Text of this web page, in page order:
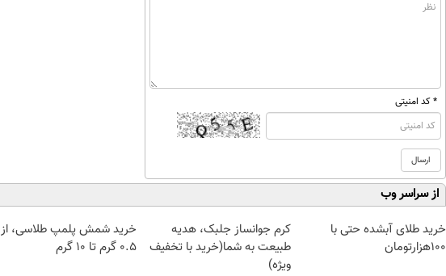
* کد امنیتی
از سراسر وب
خرید طلای آبشده حتی با
۱۰۰هزارتومان
کرم جوانساز جلبک، هدیه
طبیعت به شما(خرید با تخفیف
ویژه)
خرید شمش پلمپ طلاسی، از
۰.۵ گرم تا ۱۰ گرم